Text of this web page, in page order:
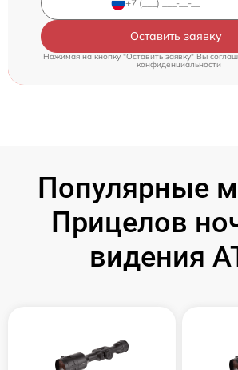
Оставить заявку
Нажимая на кнопку "Оставить заявку" Вы
конфиденциальности
Популярные
Прицелов
видения